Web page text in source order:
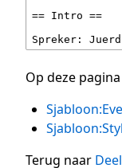
Op deze
Terug naar